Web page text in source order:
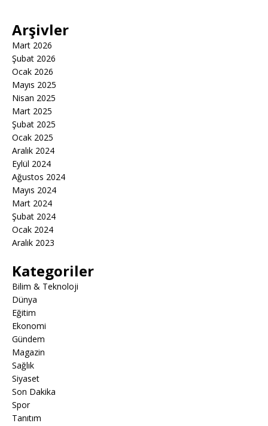
Arşivler
Mart 2026
Şubat 2026
Ocak 2026
Mayıs 2025
Nisan 2025
Mart 2025
Şubat 2025
Ocak 2025
Aralık 2024
Eylül 2024
Ağustos 2024
Mayıs 2024
Mart 2024
Şubat 2024
Ocak 2024
Aralık 2023
Kategoriler
Bilim & Teknoloji
Dünya
Eğitim
Ekonomi
Gündem
Magazin
Sağlık
Siyaset
Son Dakika
Spor
Tanıtım